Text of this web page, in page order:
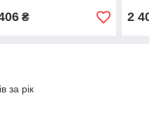
₴ 2
за рік